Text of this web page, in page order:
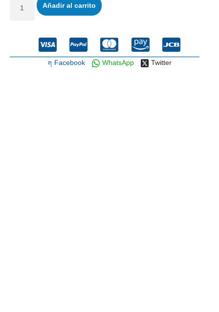
Añadir al carrito
Facebook WhatsApp Twitter